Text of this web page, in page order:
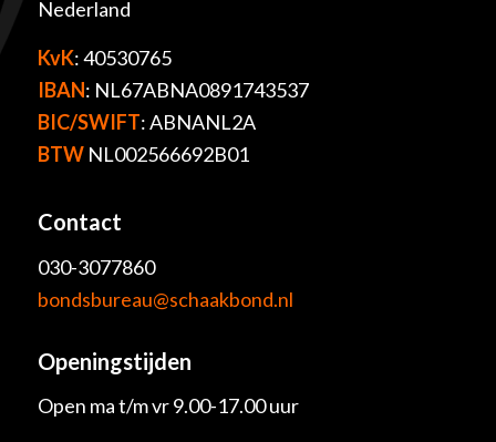
Nederland
KvK: 40530765
IBAN: NL67ABNA0891743537
BIC/SWIFT: ABNANL2A
BTWNL002566692B01
Contact
030-3077860
bondsbureau@schaakbond.nl
Openingstijden
Open ma t/m vr 9.00-17.00 uur